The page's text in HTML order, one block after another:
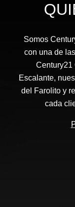
Somos
con una de
Century21
Escalante,
del Farolito y
cada